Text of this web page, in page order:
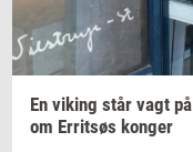
En viking står vagt på
om Er­ritsøs kon­ger